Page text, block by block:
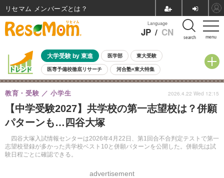
menu
Language
JP / CN search
大学受験 by 東進 医学部 東大受験
医専予備校徹底リサーチ 河合塾×東大特集
親子で考える大学選び 高校受験 中学受験 小学校受験
共通テスト 夏休み
8月開催イベント・WS 全国公立高校 過去問 人気記事
自由研究教材（小学生向け） 自由研究教材（中学生向け）
【中学受験2027】共学校の第一志望校は？併願
パターンも…四谷大塚
四谷大塚入試情報センターは2026年4月22日、第1回合不合判定テストで第一
志望校登録が多かった共学校ベスト10と併願パターンを公開した。併願先は試
験日程ごとに確認できる。
教育・受験 小学生
advertisement
2026.4.22 Wed 12:15
リセマム メンバーズ